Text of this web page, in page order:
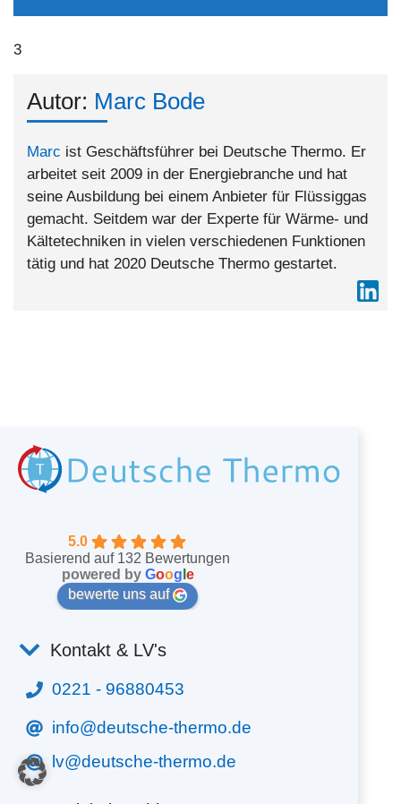
3
Autor: Marc Bode
Marc ist Geschäftsführer bei Deutsche Thermo. Er
arbeitet seit 2009 in der Energiebranche und hat
seine Ausbildung bei einem Anbieter für Flüssiggas
gemacht. Seitdem war der Experte für Wärme- und
Kältetechniken in vielen verschiedenen Funktionen
tätig und hat 2020 Deutsche Thermo gestartet.
5.0
Basierend auf 132 Bewertungen
powered by Goog e
bewerte uns auf
Kontakt & LV's
0221 - 96880453
info@deutsche-thermo.de
lv@deutsche-thermo.de